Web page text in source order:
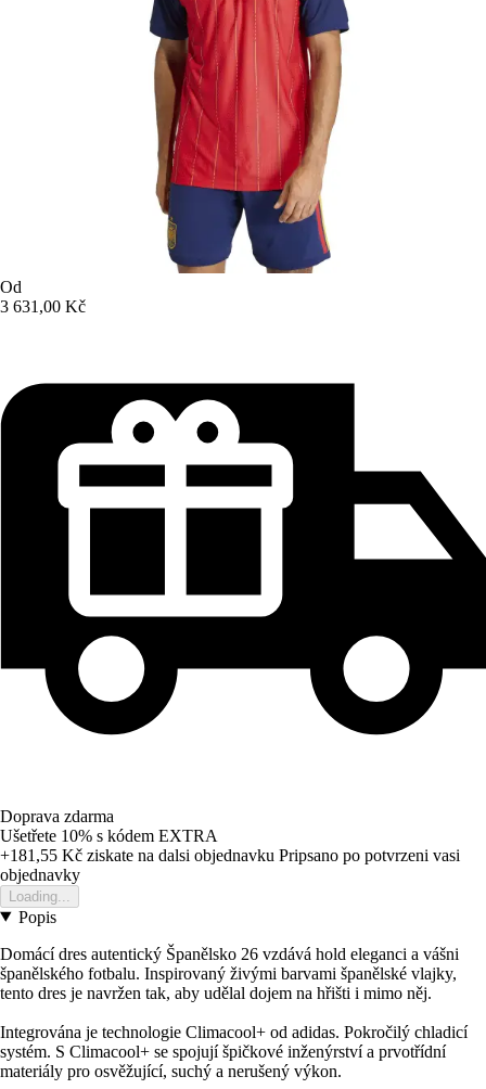
Od
3 631,00 Kč
Doprava zdarma
Ušetřete 10% s kódem EXTRA
+181,55 Kč ziskate na dalsi objednavku Pripsano po potvrzeni vasi
objednavky
Loading...
Popis
Domácí dres autentický Španělsko 26 vzdává hold eleganci a vášni
španělského fotbalu. Inspirovaný živými barvami španělské vlajky,
tento dres je navržen tak, aby udělal dojem na hřišti i mimo něj.
Integrována je technologie Climacool+ od adidas. Pokročilý chladicí
systém. S Climacool+ se spojují špičkové inženýrství a prvotřídní
materiály pro osvěžující, suchý a nerušený výkon.